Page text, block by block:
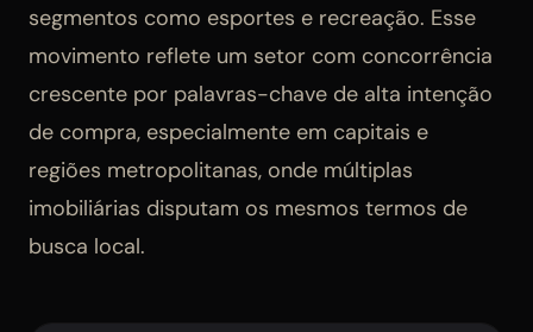
segmentos como esportes e recreação. Esse
movimento reflete um setor com concorrência
crescente por palavras-chave de alta intenção
de compra, especialmente em capitais e
regiões metropolitanas, onde múltiplas
imobiliárias disputam os mesmos termos de
busca local.